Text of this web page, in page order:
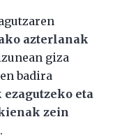
azterlanak
giza
badira
eta
zein